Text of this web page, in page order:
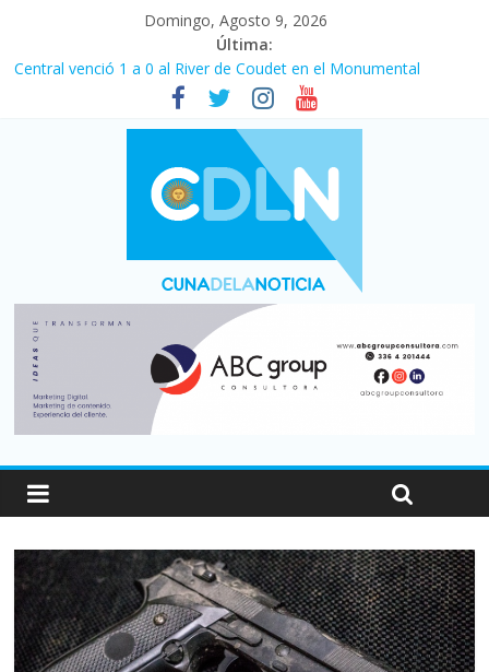
Domingo, Agosto 9, 2026
Última:
Central venció 1 a 0 al River de Coudet en el Monumental
La morosidad alcanzó su nivel más alto en dos décadas y ya
afecta a 400 mil deudores en Santa Fe
Desde que asumió Milei cerraron 41.000 kioscos: el sector
denuncia crisis como en 2001
Vacaciones de invierno con más movimiento y consumo
turístico: 4,6 millones de personas viajaron por el país, un 5,9%
Fuerte caída de la venta de autos usados en julio: bajó un 12,6%